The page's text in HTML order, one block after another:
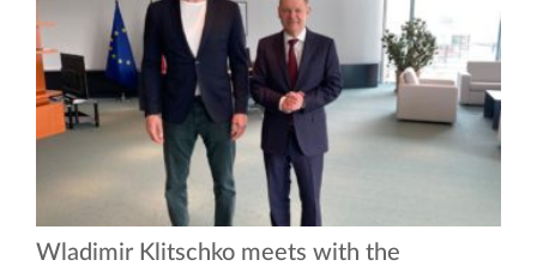
Wladimir Klitschko meets with the